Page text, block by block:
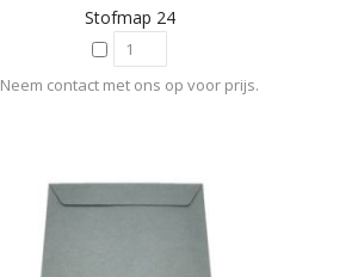
Stofmap 24
Neem contact met ons op voor prijs.